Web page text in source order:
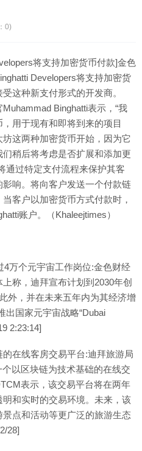
0)
将支持加密货币付款]金色
Developers将支持加密货
这种新支付形式的开发商。
Binghatti表示，“我
用于现有和即将到来的项目
坊这两种加密货币开始，因为它
稍后将考虑是否扩展和添加更
通过特定支付流程来保护其客
响。将向客户发送一个付款链
客户以加密货币方式付款时，
账户。（Khaleejtimes）
万个元宇宙工作岗位:金色财经
称，迪拜宣布计划到2030年创
外，并在未来五年内为其经济增
出国家元宇宙战略“Dubai
2:23:14]
在线客房交易平台:迪拜旅游局
以区块链为技术基础的在线交
表示，该交易平台将在两年
和实时的交易环境。未来，该
点和活动等更广泛的旅游生态
28]